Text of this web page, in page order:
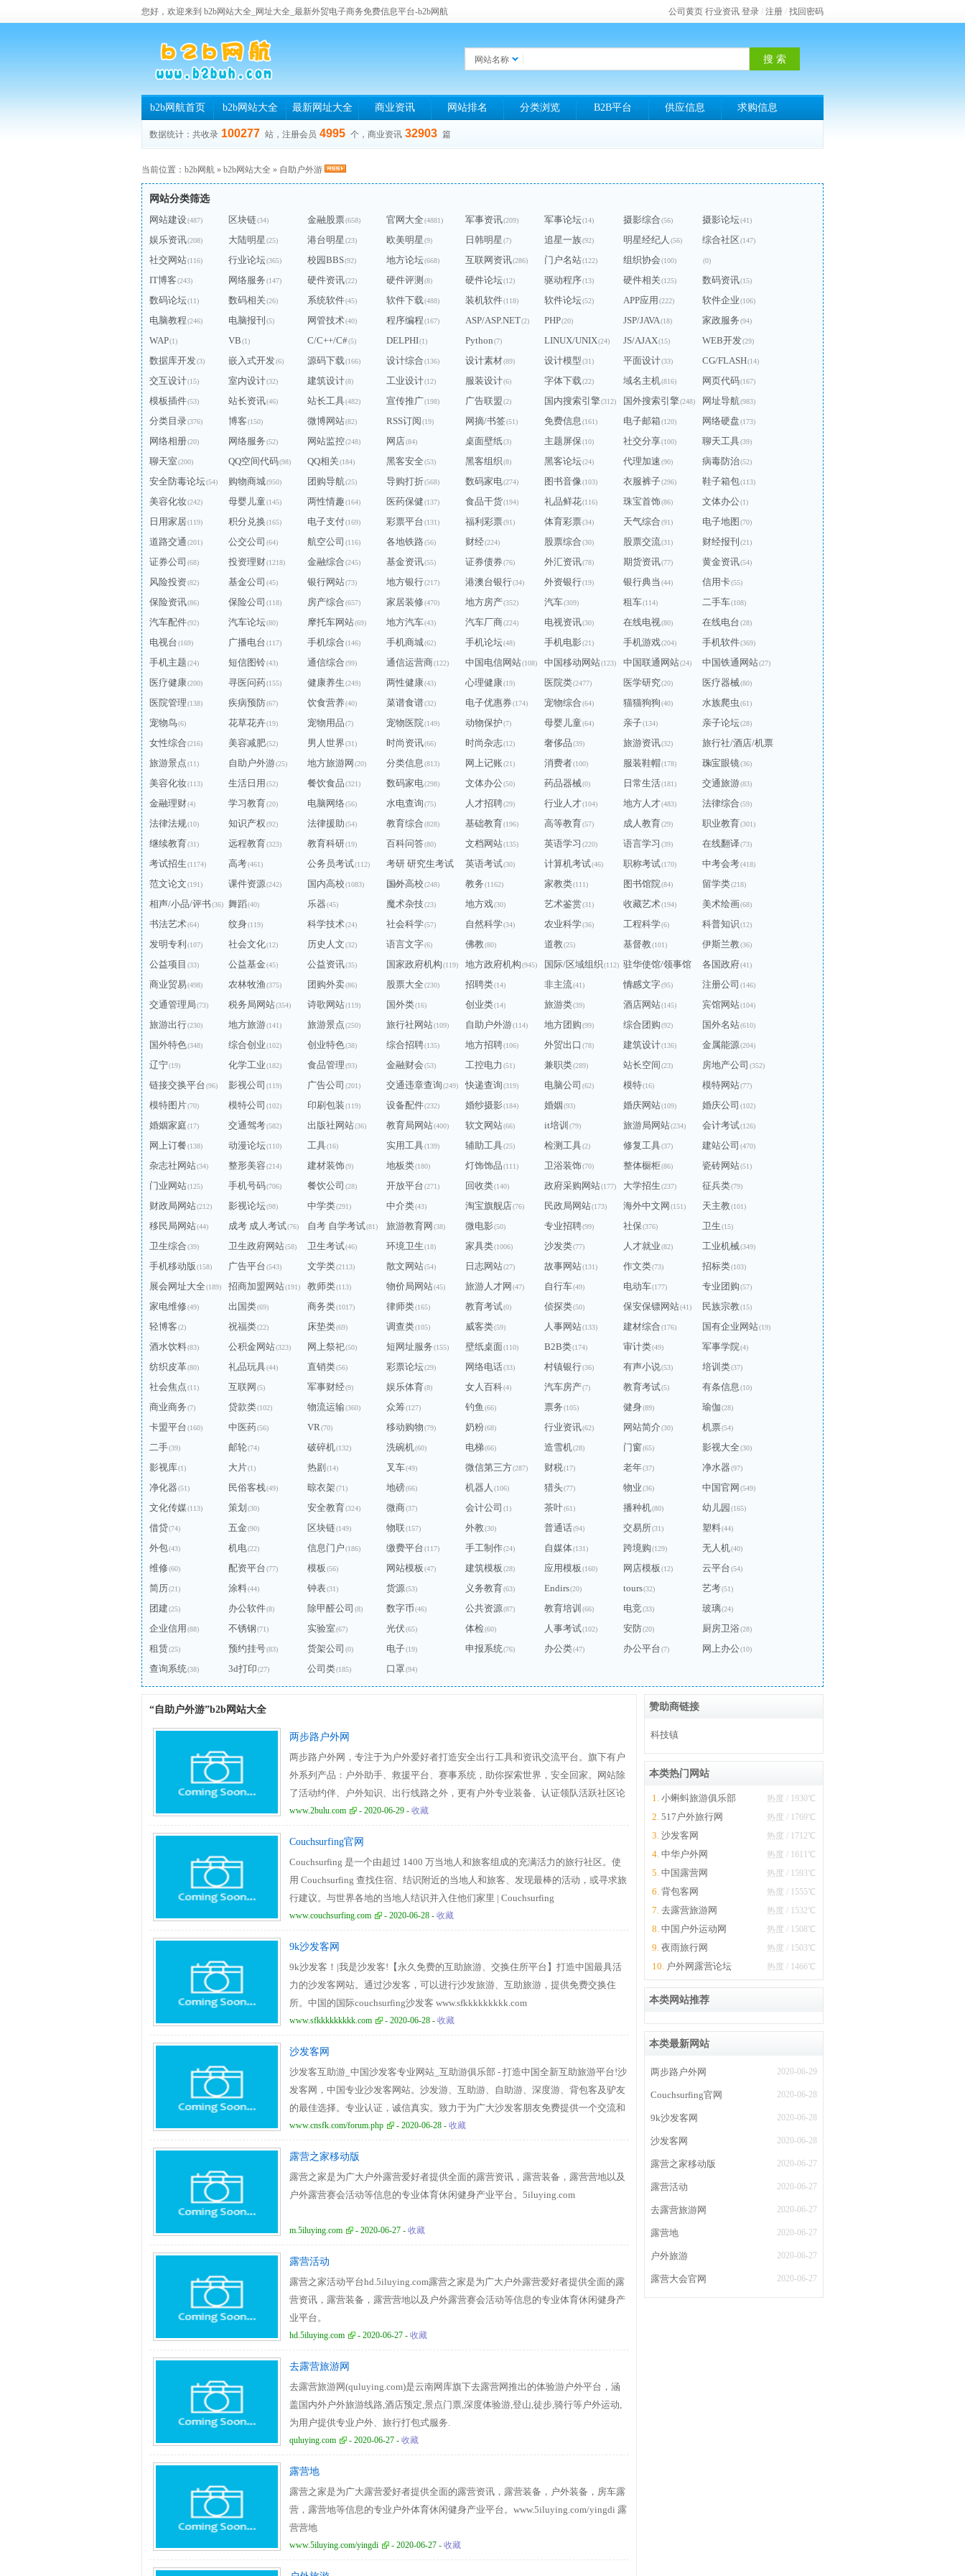
您好，欢迎来到 b2b网站大全_网址大全_最新外贸电子商务免费信息平台-b2b网航 公司黄页 行业资讯 登录 / 注册 / 找回密码
网站名称
b2b网航首页 b2b网站大全 最新网址大全 商业资讯 网站排名 分类浏览 B2B平台 供应信息 求购信息
数据统计：共收录 100277 站，注册会员 4995 个，商业资讯 32903 篇
当前位置： b2b网航 » b2b网站大全 » 自助户外游
网站分类筛选
网站建设(487) 区块链(34) 金融股票(658) 官网大全(4881) 军事资讯(209) 军事论坛(14) 摄影综合(56) 摄影论坛(41)
娱乐资讯(208) 大陆明星(25) 港台明星(23) 欧美明星(9) 日韩明星(7) 追星一族(92) 明星经纪人 (56) 综合社区(147)
社交网站(116) 行业论坛(365) 校园BBS(92) 地方论坛(668) 互联网资讯(286) 门户名站(122) 组织协会(100) (0)
IT博客(243) 网络服务(147) 硬件资讯(22) 硬件评测 (8) 硬件论坛(12) 驱动程序(13) 硬件相关(125) 数码资讯(15)
数码论坛(11) 数码相关(26) 系统软件(45) 软件下载(488) 装机软件(118) 软件论坛(52) APP应用 (222) 软件企业(106)
电脑教程(246) 电脑报刊 (5) 网管技术(40) 程序编程(167) ASP/ASP.NET(2) PHP(20) JSP/JAVA(18) 家政服务(94)
WAP(1) VB(1) C/C++/C#(5) DELPHI(1) Python(7) LINUX/UNIX(24) JS/AJAX(15) WEB开发(29)
数据库开发(3) 嵌入式开发(6) 源码下载(166) 设计综合(136) 设计素材(89) 设计模型(31) 平面设计(33) CG/FLASH(14)
交互设计(15) 室内设计(32) 建筑设计(8) 工业设计(12) 服装设计(6) 字体下载(22) 域名主机(816) 网页代码(167)
模板插件(53) 站长资讯(46) 站长工具(482) 宣传推广(198) 广告联盟(2) 国内搜索引擎(312) 国外搜索引擎(248) 网址导航(983)
分类目录(376) 博客(150) 微博网站(82) RSS订阅(19) 网摘/书签(51) 免费信息(161) 电子邮箱(120) 网络硬盘(173)
网络相册(20) 网络服务(52) 网站监控(248) 网店(84) 桌面壁纸(3) 主题屏保(10) 社交分享(100) 聊天工具(39)
聊天室(200) QQ空间代码(98) QQ相关(184) 黑客安全(53) 黑客组织(8) 黑客论坛(24) 代理加速(90) 病毒防治(52)
安全防毒论坛(54) 购物商城(950) 团购导航(25) 导购打折(568) 数码家电(274) 图书音像(103) 衣服裤子(296) 鞋子箱包(113)
美容化妆(242) 母婴儿童(145) 两性情趣(164) 医药保健(137) 食品干货(194) 礼品鲜花(116) 珠宝首饰(86) 文体办公(1)
日用家居(119) 积分兑换(165) 电子支付(169) 彩票平台(131) 福利彩票(91) 体育彩票(34) 天气综合(91) 电子地图 (70)
道路交通(201) 公交公司 (64) 航空公司 (116) 各地铁路(56) 财经(224) 股票综合(30) 股票交流(31) 财经报刊 (21)
证券公司 (68) 投资理财(1218) 金融综合(245) 基金资讯(55) 证券债券(76) 外汇资讯(78) 期货资讯(77) 黄金资讯(54)
风险投资(82) 基金公司 (45) 银行网站(73) 地方银行(217) 港澳台银行(34) 外资银行(19) 银行典当 (44) 信用卡(55)
保险资讯(86) 保险公司 (118) 房产综合(657) 家居装修(470) 地方房产(352) 汽车(309) 租车(114) 二手车(108)
汽车配件(92) 汽车论坛(80) 摩托车网站(69) 地方汽车(43) 汽车厂商(224) 电视资讯(30) 在线电视(80) 在线电台(28)
电视台(169) 广播电台(117) 手机综合(146) 手机商城(62) 手机论坛(48) 手机电影(21) 手机游戏(204) 手机软件(369)
手机主题(24) 短信图铃(43) 通信综合(99) 通信运营商(122) 中国电信网站(108) 中国移动网站(123) 中国联通网站(24) 中国铁通网站(27)
医疗健康(200) 寻医问药(155) 健康养生(249) 两性健康(43) 心理健康(19) 医院类(2477) 医学研究(20) 医疗器械(80)
医院管理(138) 疾病预防(67) 饮食营养(40) 菜谱食谱(32) 电子优惠券(174) 宠物综合(64) 猫猫狗狗(40) 水族爬虫(61)
宠物鸟(6) 花草花卉(19) 宠物用品(7) 宠物医院(149) 动物保护(7) 母婴儿童(64) 亲子(134) 亲子论坛(28)
女性综合(216) 美容减肥(52) 男人世界(31) 时尚资讯(66) 时尚杂志(12) 奢侈品(39) 旅游资讯(32) 旅行社/酒店/机票
(14)
旅游景点(11) 自助户外游(25) 地方旅游网 (20) 分类信息(813) 网上记账(21) 消费者(100) 服装鞋帽(178) 珠宝眼镜(36)
美容化妆(113) 生活日用 (52) 餐饮食品(321) 数码家电(298) 文体办公(50) 药品器械(0) 日常生活(181) 交通旅游(83)
金融理财(4) 学习教育(20) 电脑网络(56) 水电查询(75) 人才招聘(29) 行业人才(104) 地方人才(483) 法律综合(59)
法律法规(10) 知识产权(92) 法律援助(54) 教育综合(828) 基础教育(196) 高等教育(57) 成人教育(29) 职业教育(301)
继续教育(31) 远程教育(323) 教育科研(19) 百科问答(80) 文档网站(135) 英语学习 (220) 语言学习 (39) 在线翻译(73)
考试招生(1174) 高考(461) 公务员考试(112) 考研 研究生考试
(240)
英语考试(30) 计算机考试(46) 职称考试(170) 中考会考(418)
范文论文(191) 课件资源(242) 国内高校(1083) 国外高校(248) 教务(1162) 家教类(111) 图书馆院(84) 留学类(218)
相声/小品/评书(36) 舞蹈(40) 乐器(45) 魔术杂技(23) 地方戏(30) 艺术鉴赏(31) 收藏艺术(194) 美术绘画(68)
书法艺术(64) 纹身(119) 科学技术(24) 社会科学(57) 自然科学(34) 农业科学(36) 工程科学(6) 科普知识(12)
发明专利 (107) 社会文化(12) 历史人文(32) 语言文字(6) 佛教(80) 道教(25) 基督教(101) 伊斯兰教(36)
公益项目 (33) 公益基金(45) 公益资讯(35) 国家政府机构(119) 地方政府机构(945) 国际/区域组织(112) 驻华使馆/领事馆
(76)
各国政府(41)
商业贸易(498) 农林牧渔(375) 团购外卖(86) 股票大全(230) 招聘类(14) 非主流(41) 情感文字(95) 注册公司 (146)
交通管理局(73) 税务局网站(354) 诗歌网站(119) 国外类(16) 创业类(14) 旅游类(39) 酒店网站(145) 宾馆网站(104)
旅游出行(230) 地方旅游(141) 旅游景点(250) 旅行社网站(109) 自助户外游(114) 地方团购(99) 综合团购(92) 国外名站(610)
国外特色(348) 综合创业(102) 创业特色(38) 综合招聘(135) 地方招聘(106) 外贸出口 (78) 建筑设计(136) 金属能源(204)
辽宁(19) 化学工业(182) 食品管理(93) 金融财会(53) 工控电力 (51) 兼职类(289) 站长空间(23) 房地产公司 (352)
链接交换平台(96) 影视公司 (119) 广告公司 (201) 交通违章查询(249) 快递查询(319) 电脑公司 (62) 模特(16) 模特网站(77)
模特图片(70) 模特公司 (102) 印刷包装(119) 设备配件(232) 婚纱摄影(184) 婚姻(93) 婚庆网站(109) 婚庆公司 (102)
婚姻家庭(17) 交通驾考(582) 出版社网站(36) 教育局网站(400) 软文网站(66) it培训 (79) 旅游局网站(234) 会计考试(126)
网上订餐(138) 动漫论坛(110) 工具(16) 实用工具(139) 辅助工具(25) 检测工具(2) 修复工具(37) 建站公司 (470)
杂志社网站(34) 整形美容(214) 建材装饰(9) 地板类(180) 灯饰饰品(111) 卫浴装饰(70) 整体橱柜(86) 瓷砖网站(51)
门业网站(125) 手机号码(706) 餐饮公司 (28) 开放平台(271) 回收类(140) 政府采购网站(177) 大学招生(237) 征兵类(79)
财政局网站(212) 影视论坛(98) 中学类(291) 中介类(43) 淘宝旗舰店(76) 民政局网站(173) 海外中文网 (151) 天主教(101)
移民局网站(44) 成考 成人考试(76) 自考 自学考试(81) 旅游教育网 (38) 微电影(50) 专业招聘(99) 社保(376) 卫生(15)
卫生综合(39) 卫生政府网站(58) 卫生考试(46) 环境卫生(18) 家具类(1006) 沙发类(77) 人才就业(82) 工业机械(349)
手机移动版(158) 广告平台(543) 文学类(2113) 散文网站(54) 日志网站(27) 故事网站(131) 作文类(73) 招标类(103)
展会网址大全(189) 招商加盟网站(191) 教师类(113) 物价局网站(45) 旅游人才网 (47) 自行车(49) 电动车(177) 专业团购(57)
家电维修(49) 出国类(69) 商务类(1017) 律师类(165) 教育考试(0) 侦探类(50) 保安保镖网站(41) 民族宗教(15)
轻博客(2) 祝福类(22) 床垫类(69) 调查类(105) 威客类(59) 人事网站(133) 建材综合(176) 国有企业网站(19)
酒水饮料(83) 公积金网站(323) 网上祭祀(50) 短网址服务(155) 壁纸桌面(110) B2B类(174) 审计类(49) 军事学院(4)
纺织皮革(80) 礼品玩具(44) 直销类(56) 彩票论坛(29) 网络电话(33) 村镇银行(36) 有声小说(53) 培训类(37)
社会焦点(11) 互联网 (5) 军事财经(9) 娱乐体育(8) 女人百科(4) 汽车房产(7) 教育考试(5) 有条信息(10)
商业商务(7) 贷款类(102) 物流运输(360) 众筹(127) 钓鱼 (66) 票务(105) 健身(89) 瑜伽(28)
卡盟平台(160) 中医药(56) VR(70) 移动购物(79) 奶粉(68) 行业资讯(62) 网站简介(30) 机票(54)
二手(39) 邮轮(74) 破碎机(132) 洗碗机(60) 电梯(66) 造雪机(28) 门窗(65) 影视大全(30)
影视库(1) 大片(1) 热剧 (14) 叉车(49) 微信第三方(287) 财税(17) 老年(37) 净水器(97)
净化器(51) 民俗客栈(49) 晾衣架(71) 地磅(66) 机器人 (106) 猎头(77) 物业(36) 中国官网 (549)
文化传媒(113) 策划 (30) 安全教育(324) 微商(37) 会计公司 (1) 茶叶(61) 播种机(80) 幼儿园 (165)
借贷(74) 五金(90) 区块链(149) 物联(157) 外教(30) 普通话(94) 交易所(31) 塑料(44)
外包(43) 机电(22) 信息门户(186) 缴费平台(117) 手工制作(24) 自媒体(131) 跨境购(129) 无人机(40)
维修(60) 配资平台(77) 模板(56) 网站模板(47) 建筑模板(28) 应用模板(160) 网店模板(12) 云平台(54)
简历(21) 涂料(44) 钟表(31) 货源(53) 义务教育(63) Endirs(20) tours(32) 艺考(51)
团建(25) 办公软件(8) 除甲醛公司 (8) 数字币(46) 公共资源(87) 教育培训 (66) 电竞(33) 玻璃(24)
企业信用 (88) 不锈钢(71) 实验室(67) 光伏(65) 体检(60) 人事考试(102) 安防(20) 厨房卫浴(28)
租赁(25) 预约挂号(83) 货架公司 (0) 电子(19) 申报系统(76) 办公类(47) 办公平台(7) 网上办公(10)
查询系统(38) 3d打印(27) 公司类(185) 口罩(94)
“自助户外游”b2b网站大全
两步路户外网
两步路户外网，专注于为户外爱好者打造安全出行工具和资讯交流平台。旗下有户
外系列产品：户外助手、救援平台、赛事系统，助你探索世界，安全回家。网站除
了活动约伴、户外知识、出行线路之外，更有户外专业装备、认证领队活跃社区论
坛，让你野外露营、徒步探险、溯溪登山，出行无忧！www.2bulu.com
www.2bulu.com - 2020-06-29 - 收藏
Couchsurfing官网
Couchsurfing 是一个由超过 1400 万当地人和旅客组成的充满活力的旅行社区。使
用 Couchsurfing 查找住宿、结识附近的当地人和旅客、发现最棒的活动，或寻求旅
行建议。与世界各地的当地人结识并入住他们家里 | Couchsurfing
www.couchsurfing.com - 2020-06-28 - 收藏
9k沙发客网
9k沙发客！|我是沙发客!【永久免费的互助旅游、交换住所平台】打造中国最具活
力的沙发客网站。通过沙发客，可以进行沙发旅游、互助旅游，提供免费交换住
所。中国的国际couchsurfing沙发客 www.sfkkkkkkkkk.com
www.sfkkkkkkkkk.com - 2020-06-28 - 收藏
沙发客网
沙发客互助游_中国沙发客专业网站_互助游俱乐部 - 打造中国全新互助旅游平台!沙
发客网，中国专业沙发客网站。沙发游、互助游、自助游、深度游、背包客及驴友
的最佳选择。专业认证，诚信真实。致力于为广大沙发客朋友免费提供一个交流和
展示平台。提供旅游资讯、酒店机票预订。 www.cnsfk.com
www.cnsfk.com/forum.php - 2020-06-28 - 收藏
露营之家移动版
露营之家是为广大户外露营爱好者提供全面的露营资讯，露营装备，露营营地以及
户外露营赛会活动等信息的专业体育休闲健身产业平台。5iluying.com
m.5iluying.com - 2020-06-27 - 收藏
露营活动
露营之家活动平台hd.5iluying.com露营之家是为广大户外露营爱好者提供全面的露
营资讯，露营装备，露营营地以及户外露营赛会活动等信息的专业体育休闲健身产
业平台。
hd.5iluying.com - 2020-06-27 - 收藏
去露营旅游网
去露营旅游网(quluying.com)是云南网库旗下去露营网推出的体验游户外平台，涵
盖国内外户外旅游线路,酒店预定,景点门票,深度体验游,登山,徒步,骑行等户外运动,
为用户提供专业户外、旅行打包式服务.
quluying.com - 2020-06-27 - 收藏
露营地
露营之家是为广大露营爱好者提供全面的露营资讯，露营装备，户外装备，房车露
营，露营地等信息的专业户外体育休闲健身产业平台。www.5iluying.com/yingdi 露
营营地
www.5iluying.com/yingdi - 2020-06-27 - 收藏
赞助商链接
科技镇
本类热门网站
热度 / 1930℃
1. 小蝌蚪旅游俱乐部
热度 / 1769℃
2. 517户外旅行网
热度 / 1712℃
3. 沙发客网
热度 / 1611℃
4. 中华户外网
热度 / 1593℃
5. 中国露营网
热度 / 1555℃
6. 背包客网
热度 / 1532℃
7. 去露营旅游网
热度 / 1508℃
8. 中国户外运动网
热度 / 1503℃
9. 夜雨旅行网
热度 / 1466℃
10. 户外网露营论坛
本类网站推荐
本类最新网站
2020-06-29
两步路户外网
2020-06-28
Couchsurfing官网
2020-06-28
9k沙发客网
2020-06-28
沙发客网
2020-06-27
露营之家移动版
2020-06-27
露营活动
2020-06-27
去露营旅游网
2020-06-27
露营地
2020-06-27
户外旅游
2020-06-27
露营大会官网